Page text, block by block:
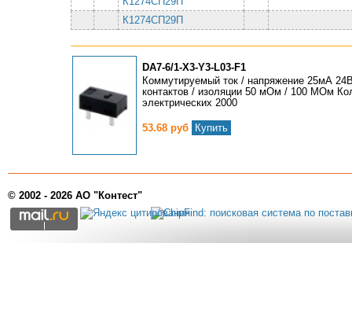
К1274СП29П
DA7-6/1-X3-Y3-L03-F1
Коммутируемый ток / напряжение 25мА
контактов / изоляции 50 мОм / 100 МОм
электрических 2000
53.68 руб Купить
© 2002 - 2026 АО "Контест"